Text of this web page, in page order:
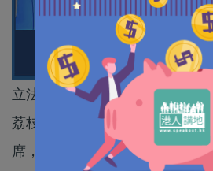
立法會功能界別科技創新界選
荔枝角政府合署禮堂舉行，兩
席，分別為Z1號候選人、科學